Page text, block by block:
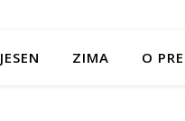
JESEN ZIMA O